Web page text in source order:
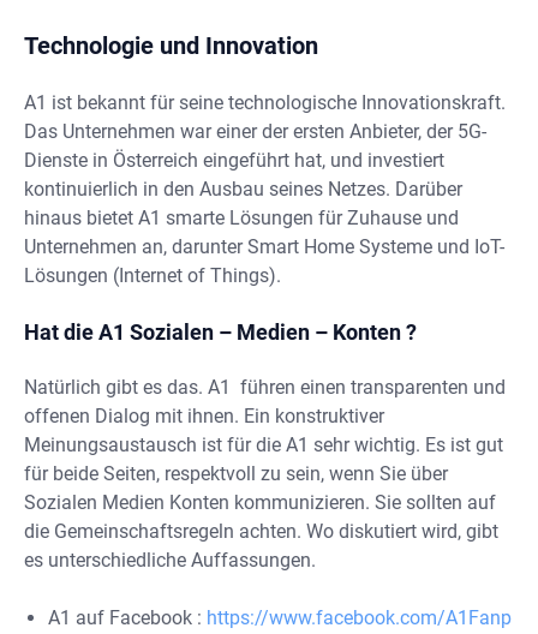
Technologie und Innovation
A1 ist bekannt für seine technologische Innovationskraft.
Das Unternehmen war einer der ersten Anbieter, der 5G-
Dienste in Österreich eingeführt hat, und investiert
kontinuierlich in den Ausbau seines Netzes. Darüber
hinaus bietet A1 smarte Lösungen für Zuhause und
Unternehmen an, darunter Smart Home Systeme und IoT-
Lösungen (Internet of Things).
Hat die A1 Sozialen – Medien – Konten ?
Natürlich gibt es das. A1 führen einen transparenten und
offenen Dialog mit ihnen. Ein konstruktiver
Meinungsaustausch ist für die A1 sehr wichtig. Es ist gut
für beide Seiten, respektvoll zu sein, wenn Sie über
Sozialen Medien Konten kommunizieren. Sie sollten auf
die Gemeinschaftsregeln achten. Wo diskutiert wird, gibt
es unterschiedliche Auffassungen.
A1 auf Facebook : https://www.facebook.com/A1Fanp